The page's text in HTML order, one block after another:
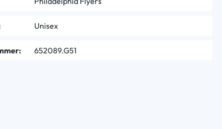
Unisex
652089.G51